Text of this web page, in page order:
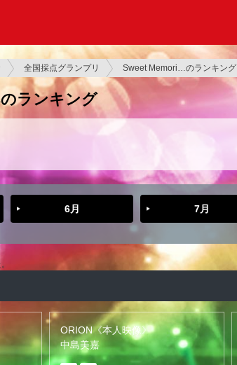
全国採点グランプリ Sweet Memori…のランキング
ランキング
6月 7月
ORION《本人映像》
中島美嘉